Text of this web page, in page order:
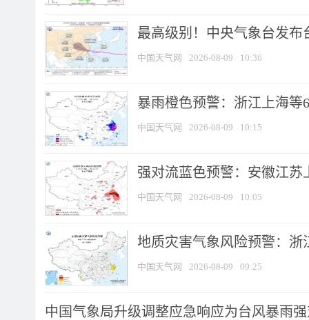
最高级别！中央气象台发布
中国天气网 2026-08-09 10:36
暴雨橙色预警：浙江上海等
中国天气网 2026-08-09 10:15
强对流蓝色预警：安徽江苏
中国天气网 2026-08-09 10:05
地质灾害气象风险预警：浙
中国天气网 2026-08-09 09:25
中国气象局升级调整应急响应为台风暴雨